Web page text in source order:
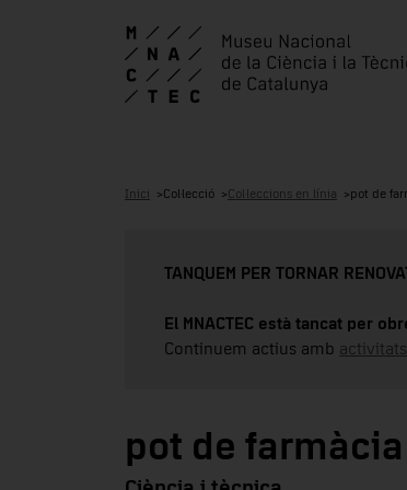
Inici Col·lecció Col·leccions en línia pot de
TANQUEM PER TORNAR
El MNACTEC està tancat per
Continuem actius amb
pot de farmàcia